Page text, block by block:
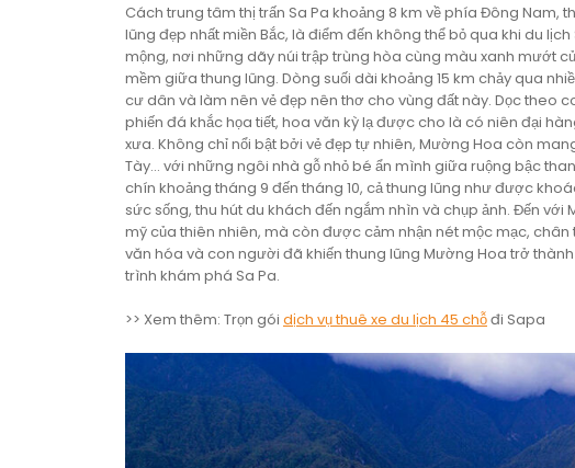
Cách trung tâm thị trấn Sa Pa khoảng 8 km về phía Đông
lũng đẹp nhất miền Bắc, là điểm đến không thể bỏ qua khi du
mộng, nơi những dãy núi trập trùng hòa cùng màu xanh mướt
mềm giữa thung lũng. Dòng suối dài khoảng 15 km chảy qua
cư dân và làm nên vẻ đẹp nên thơ cho vùng đất này. Dọc theo
phiến đá khắc họa tiết, hoa văn kỳ lạ được cho là có niên đại
xưa. Không chỉ nổi bật bởi vẻ đẹp tự nhiên, Mường Hoa còn
Tày… với những ngôi nhà gỗ nhỏ bé ẩn mình giữa ruộng bậc
chín khoảng tháng 9 đến tháng 10, cả thung lũng như được
sức sống, thu hút du khách đến ngắm nhìn và chụp ảnh. Đến
mỹ của thiên nhiên, mà còn được cảm nhận nét mộc mạc,
văn hóa và con người đã khiến thung lũng Mường Hoa trở
trình khám phá Sa Pa.
>> Xem thêm: Trọn gói dịch vụ thuê xe du lịch 45 chỗđi Sapa